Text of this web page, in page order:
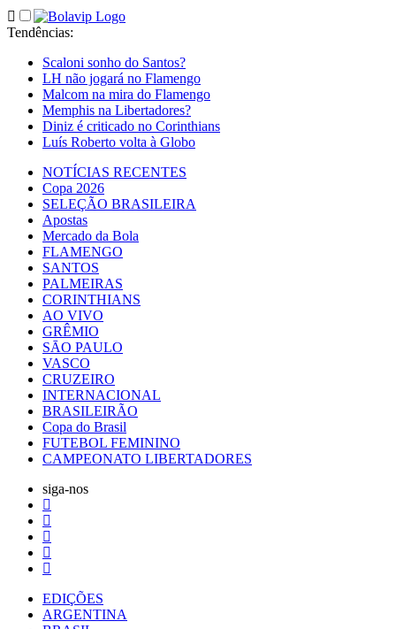
Tendências:
Scaloni sonho do Santos?
LH não jogará no Flamengo
Malcom na mira do Flamengo
Memphis na Libertadores?
Diniz é criticado no Corinthians
Luís Roberto volta à Globo
NOTÍCIAS RECENTES
Copa 2026
SELEÇÃO BRASILEIRA
Apostas
Mercado da Bola
FLAMENGO
SANTOS
PALMEIRAS
CORINTHIANS
AO VIVO
GRÊMIO
SĀO PAULO
VASCO
CRUZEIRO
INTERNACIONAL
BRASILEIRÃO
Copa do Brasil
FUTEBOL FEMININO
CAMPEONATO LIBERTADORES
siga-nos
EDIÇÕES
ARGENTINA